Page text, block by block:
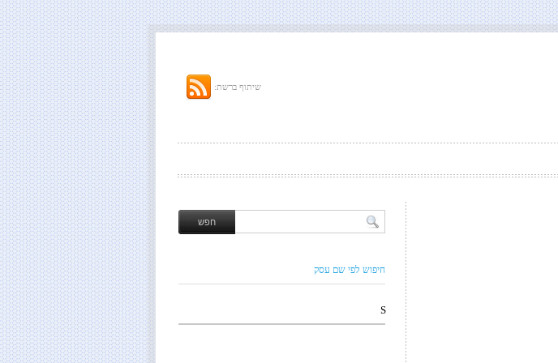
שיתוף ברשת:
חיפוש לפי שם עסק
S